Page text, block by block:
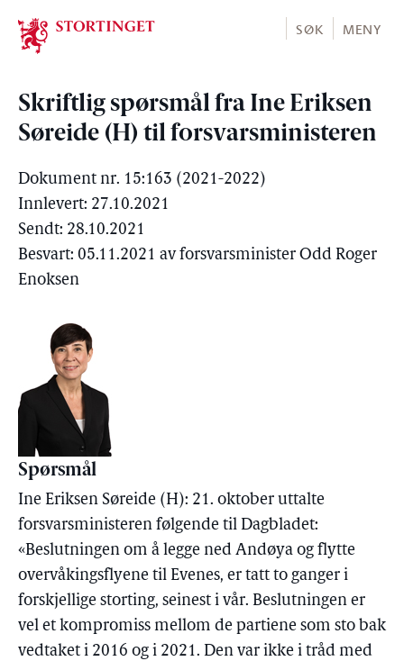
Stortinget.no
SØK MENY
Skriftlig spørsmål fra Ine Eriksen
Søreide (H) til forsvarsministeren
Dokument nr. 15:163 (2021-2022)
Innlevert: 27.10.2021
Sendt: 28.10.2021
Besvart: 05.11.2021 av forsvarsminister Odd Roger
Enoksen
Spørsmål
Ine Eriksen Søreide (H): 21. oktober uttalte
forsvarsministeren følgende til Dagbladet:
«Beslutningen om å legge ned Andøya og flytte
overvåkingsflyene til Evenes, er tatt to ganger i
forskjellige storting, seinest i vår. Beslutningen er
vel et kompromiss mellom de partiene som sto bak
vedtaket i 2016 og i 2021. Den var ikke i tråd med